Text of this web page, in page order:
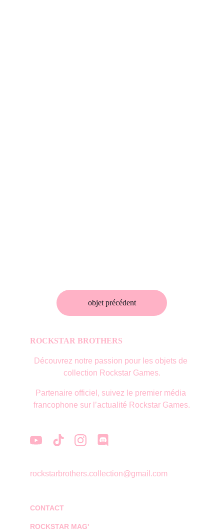
objet précédent
ROCKSTAR BROTHERS
Découvrez notre passion pour les objets de
collection Rockstar Games.
CONTACT
rockstarbrothers.collection@gmail.com
ROCKSTAR MAG'
Partenaire officiel, suivez le premier média
francophone sur l’actualité Rockstar Games.